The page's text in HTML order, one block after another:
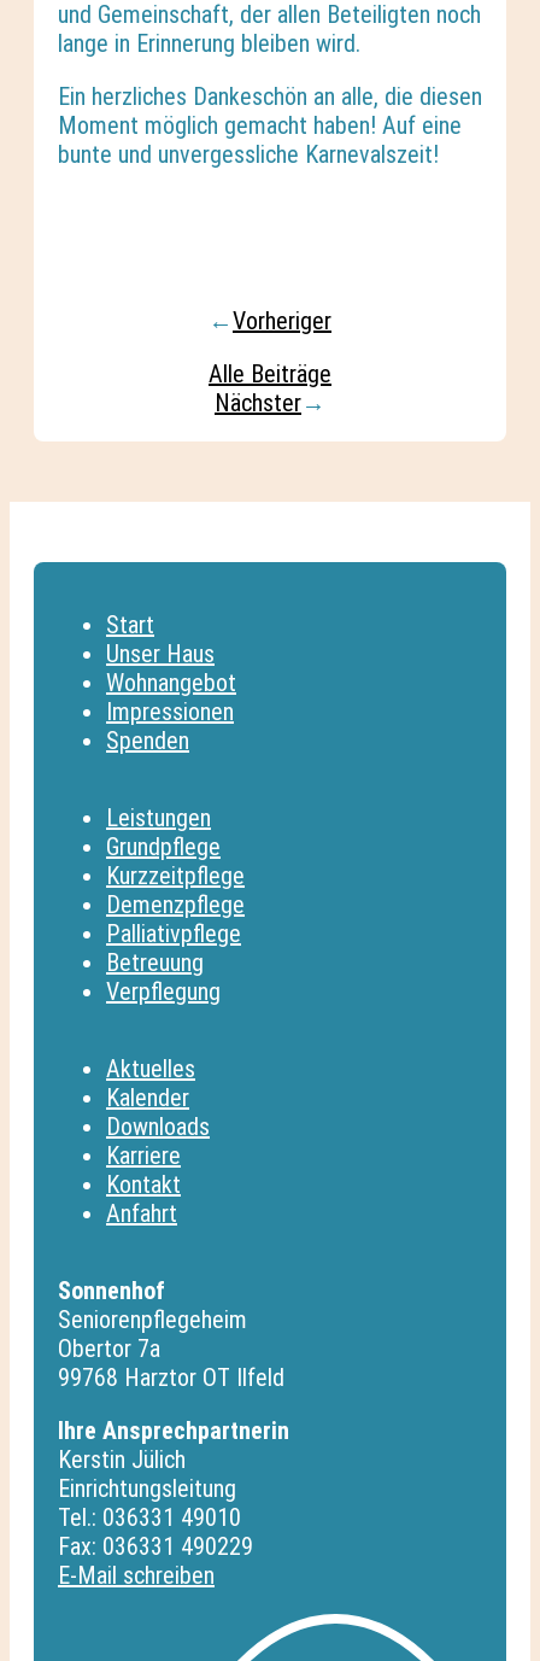
und Gemeinschaft, der allen Beteiligten noch
lange in Erinnerung bleiben wird.
Ein herzliches Dankeschön an alle, die diesen
Moment möglich gemacht haben! Auf eine
bunte und unvergessliche Karnevalszeit!
←Vorheriger
Alle Beiträge
Nächster→
Start
Unser Haus
Wohnangebot
Impressionen
Spenden
Leistungen
Grundpflege
Kurzzeitpflege
Demenzpflege
Palliativpflege
Betreuung
Verpflegung
Aktuelles
Kalender
Downloads
Karriere
Kontakt
Anfahrt
Sonnenhof
Seniorenpflegeheim
Obertor 7a
99768 Harztor OT Ilfeld
Ihre Ansprechpartnerin
Kerstin Jülich
Einrichtungsleitung
Tel.: 036331 49010
Fax: 036331 490229
E-Mail schreiben